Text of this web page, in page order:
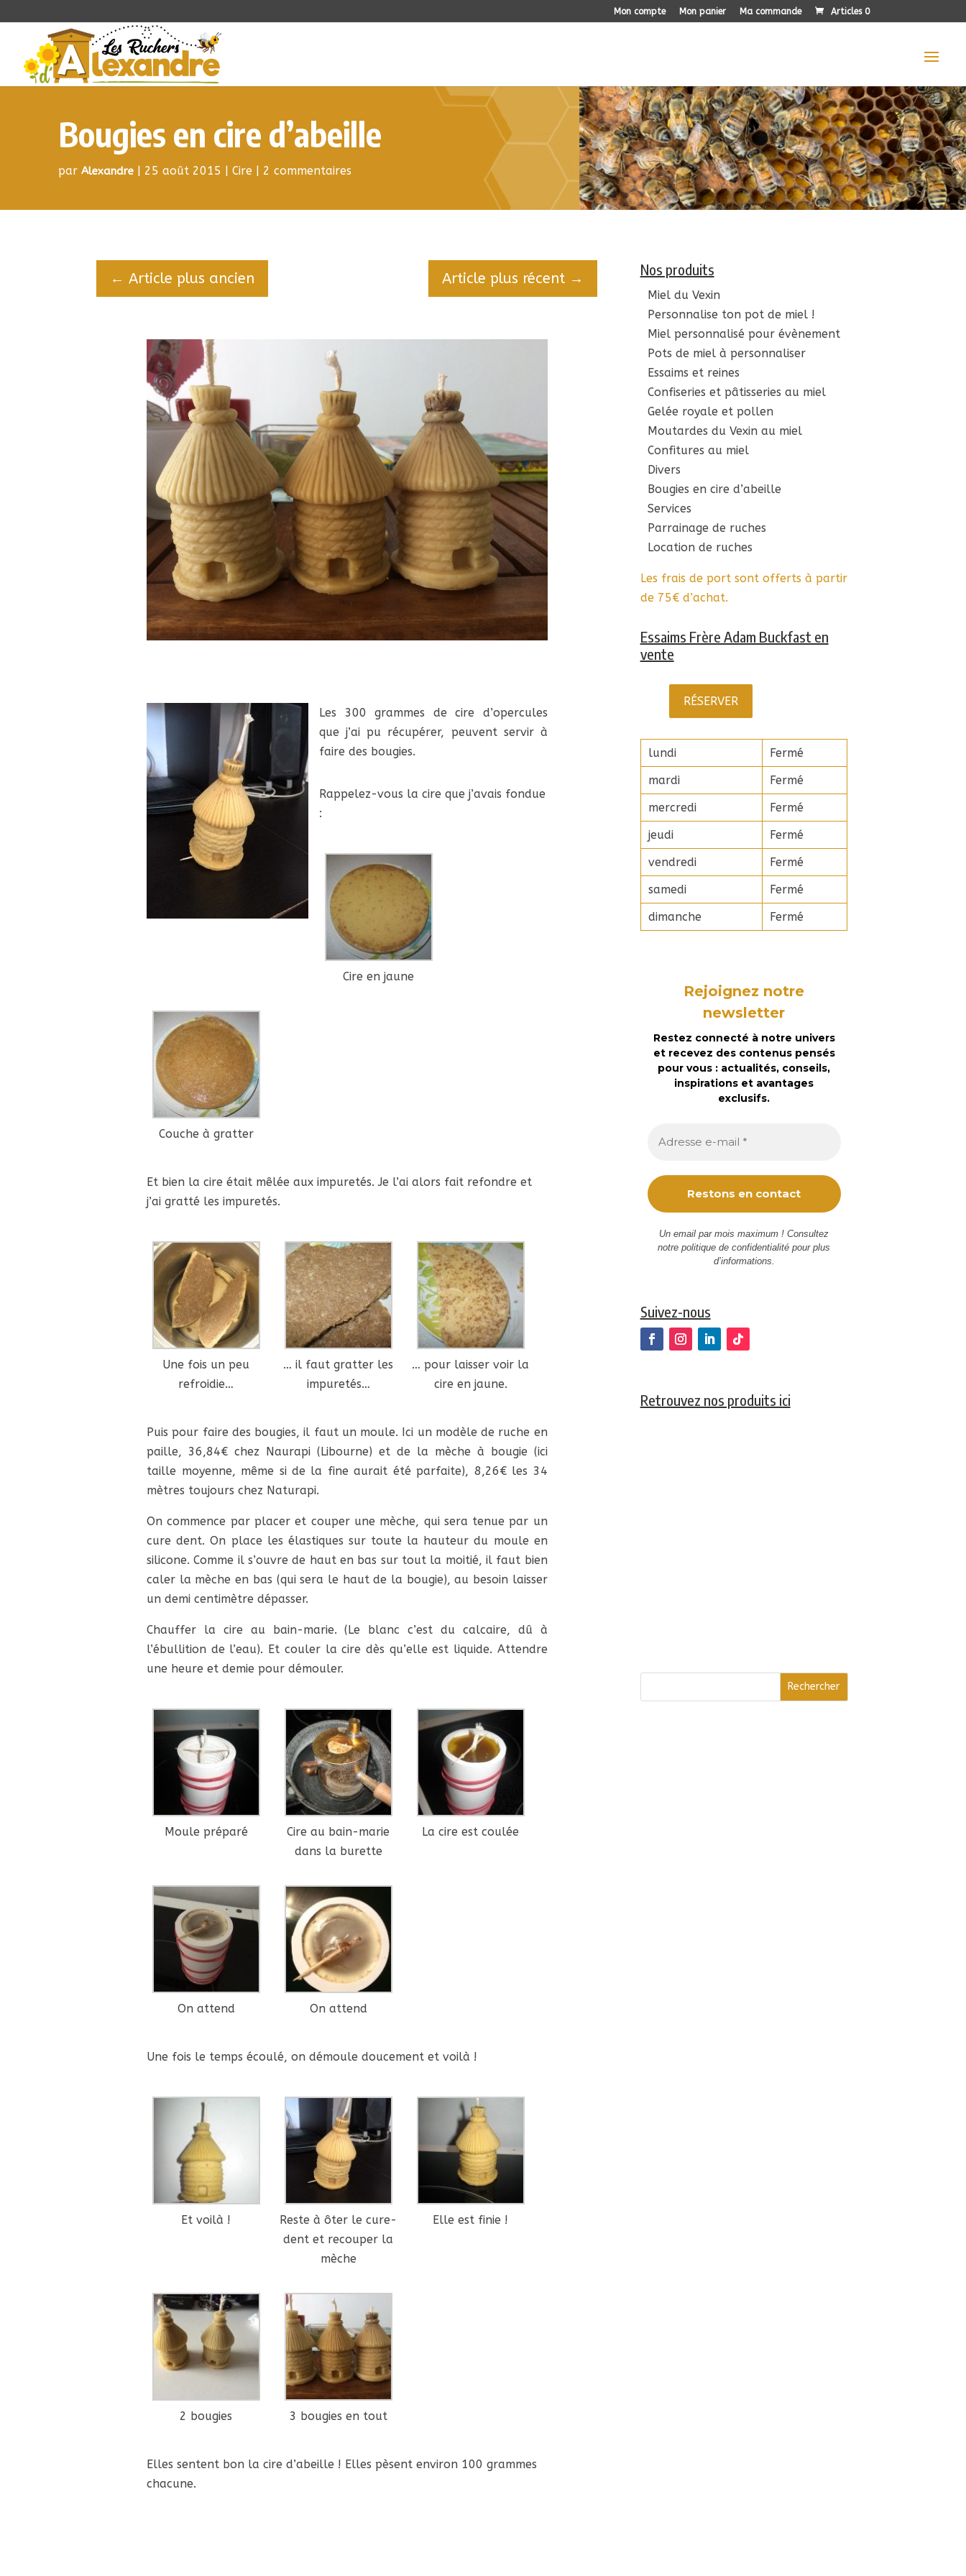
Mon compte Mon panier Ma commande Articles 0
Bougies en cire d’abeille
par Alexandre| 25 août 2015 Cire| 2 commentaires
←Article plus ancien Article plus récent →
Les 300 grammes de cire d’opercules
que j’ai pu récupérer, peuvent servir à
faire des bougies.
Rappelez-vous la cire que j’avais fondue
:
Cire en jaune
Couche à gratter
Et bien la cire était mêlée aux impuretés. Je l’ai alors fait refondre et
j’ai gratté les impuretés.
Une fois un peu
refroidie…
… il faut gratter les
impuretés…
… pour laisser voir la
cire en jaune.
Puis pour faire des bougies, il faut un moule. Ici un modèle de ruche en
paille, 36,84€ chez Naurapi (Libourne) et de la mèche à bougie (ici
taille moyenne, même si de la fine aurait été parfaite), 8,26€ les 34
mètres toujours chez Naturapi.
On commence par placer et couper une mèche, qui sera tenue par un
cure dent. On place les élastiques sur toute la hauteur du moule en
silicone. Comme il s’ouvre de haut en bas sur tout la moitié, il faut bien
caler la mèche en bas (qui sera le haut de la bougie), au besoin laisser
un demi centimètre dépasser.
Chauffer la cire au bain-marie. (Le blanc c’est du calcaire, dû à
l’ébullition de l’eau). Et couler la cire dès qu’elle est liquide. Attendre
une heure et demie pour démouler.
Moule préparé
Cire au bain-marie
dans la burette
La cire est coulée
On attend On attend
Une fois le temps écoulé, on démoule doucement et voilà !
Et voilà !
Reste à ôter le cure-
dent et recouper la
mèche
Elle est finie !
2 bougies 3 bougies en tout
Elles sentent bon la cire d’abeille ! Elles pèsent environ 100 grammes
chacune.
Nos produits
Miel du Vexin
Personnalise ton pot de miel !
Miel personnalisé pour évènement
Pots de miel à personnaliser
Essaims et reines
Confiseries et pâtisseries au miel
Gelée royale et pollen
Moutardes du Vexin au miel
Confitures au miel
Divers
Bougies en cire d’abeille
Services
Parrainage de ruches
Location de ruches
Les frais de port sont offerts à partir
de 75€ d’achat.
Essaims Frère Adam Buckfast en
vente
RÉSERVER
lundi
Fermé
mardi
Fermé
mercredi
Fermé
jeudi
Fermé
vendredi
Fermé
samedi
Fermé
dimanche
Fermé
Rejoignez notre
newsletter
Restez connecté à notre univers
et recevez des contenus pensés
pour vous : actualités, conseils,
inspirations et avantages
exclusifs.
Un email par mois maximum ! Consultez
notrepolitique de confidentialité pour plus
d’informations.
Suivez-nous
Retrouvez nos produits ici